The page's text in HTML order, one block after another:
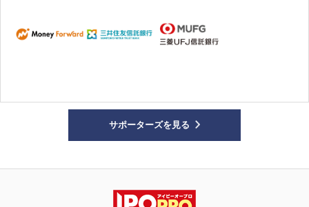
サポーターズを見る